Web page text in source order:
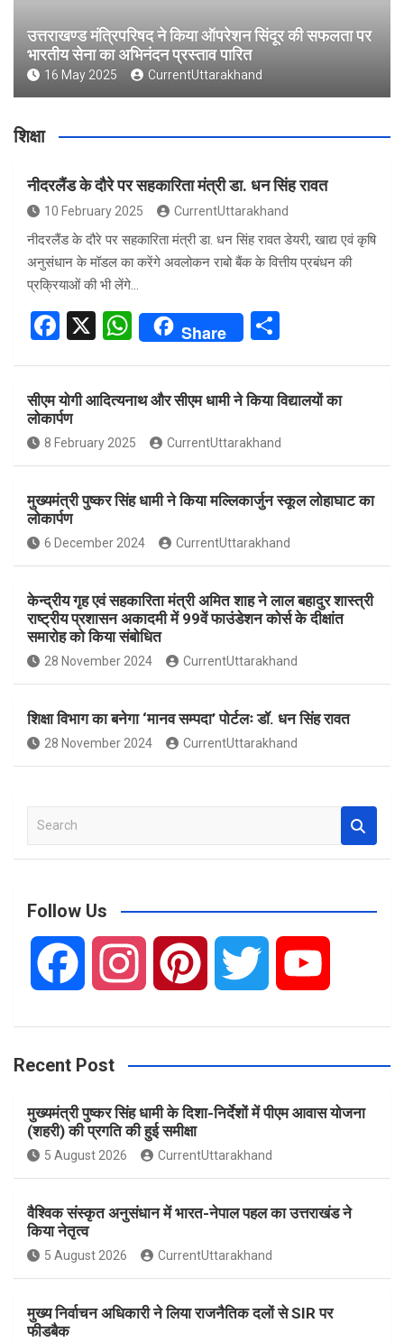
उत्तराखण्ड मंत्रिपरिषद ने किया ऑपरेशन सिंदूर की सफलता पर
भारतीय सेना का अभिनंदन प्रस्ताव पारित
16 May 2025 CurrentUttarakhand
शिक्षा
नीदरलैंड के दौरे पर सहकारिता मंत्री डा. धन सिंह रावत
10 February 2025 CurrentUttarakhand
नीदरलैंड के दौरे पर सहकारिता मंत्री डा. धन सिंह रावत डेयरी, खाद्य एवं कृषि
अनुसंधान के मॉडल का करेंगे अवलोकन राबो बैंक के वित्तीय प्रबंधन की
प्रक्रियाओं की भी लेंगे…
F
ce
b
o
o
k
X
W
s
A
p
p
Share
ar
e
सीएम योगी आदित्यनाथ और सीएम धामी ने किया विद्यालयों का
लोकार्पण
8 February 2025 CurrentUttarakhand
मुख्यमंत्री पुष्कर सिंह धामी ने किया मल्लिकार्जुन स्कूल लोहाघाट का
लोकार्पण
6 December 2024 CurrentUttarakhand
केन्द्रीय गृह एवं सहकारिता मंत्री अमित शाह ने लाल बहादुर शास्त्री
राष्ट्रीय प्रशासन अकादमी में 99वें फाउंडेशन कोर्स के दीक्षांत
समारोह को किया संबोधित
28 November 2024 CurrentUttarakhand
शिक्षा विभाग का बनेगा ‘मानव सम्पदा’ पोर्टलः डॉ. धन सिंह रावत
28 November 2024 CurrentUttarakhand
a
c
Follow Us
c
e
b
o
s
t
a
n
e
i
t
u
u
Recent Post
मुख्यमंत्री पुष्कर सिंह धामी के दिशा-निर्देशों में पीएम आवास योजना
(शहरी) की प्रगति की हुई समीक्षा
5 August 2026 CurrentUttarakhand
वैश्विक संस्कृत अनुसंधान में भारत-नेपाल पहल का उत्तराखंड ने
किया नेतृत्व
5 August 2026 CurrentUttarakhand
मुख्य निर्वाचन अधिकारी ने लिया राजनैतिक दलों से SIR पर
फीडबैक